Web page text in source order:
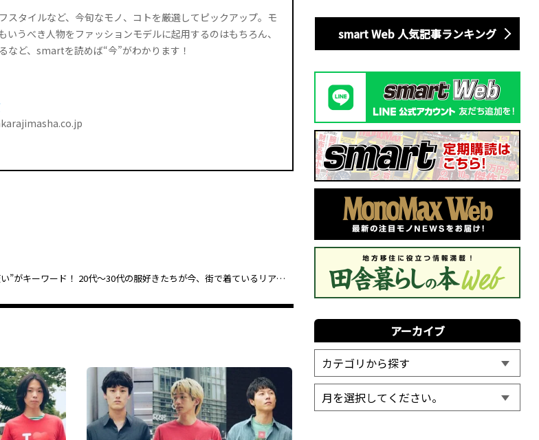
スタイルなど、今旬なモノ、コトを厳選してピックアップ。モ
いうべき人物をファッションモデルに起用するのはもちろん、
など、smartを読めば“今”がわかります！
春のお洒落は“身軽”と“色使い”がキーワード！ 20代〜30代の服好きたちが今、街で着ているリアルな正解スタイル
smart Web 人気記事ランキング
アーカイブ